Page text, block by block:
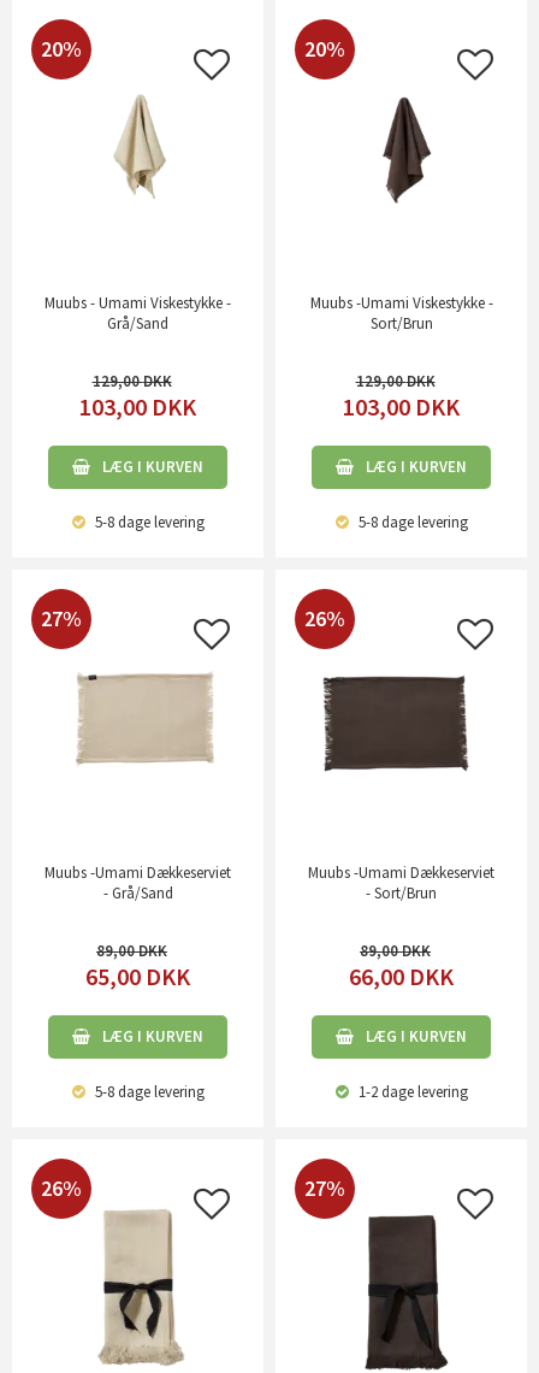
20%
Muubs - Umami Viskestykke -
Grå/Sand
129,00
103,00 DKK
LÆG I KURVEN
5-8 dagelevering
20%
Muubs -Umami Viskestykke -
Sort/Brun
129,00
103,00 DKK
LÆG I KURVEN
5-8 dagelevering
27%
Muubs -Umami Dækkeserviet
- Grå/Sand
89,00
65,00 DKK
LÆG I KURVEN
5-8 dagelevering
26%
Muubs -Umami Dækkeserviet
- Sort/Brun
89,00
66,00 DKK
LÆG I KURVEN
1-2 dagelevering
26% 27%